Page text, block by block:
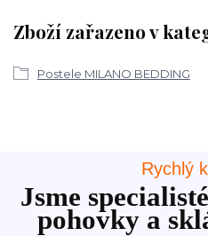
Zboží zařazeno v
Postele MILANO BEDDING
Rychlý
Jsme
pohovky a